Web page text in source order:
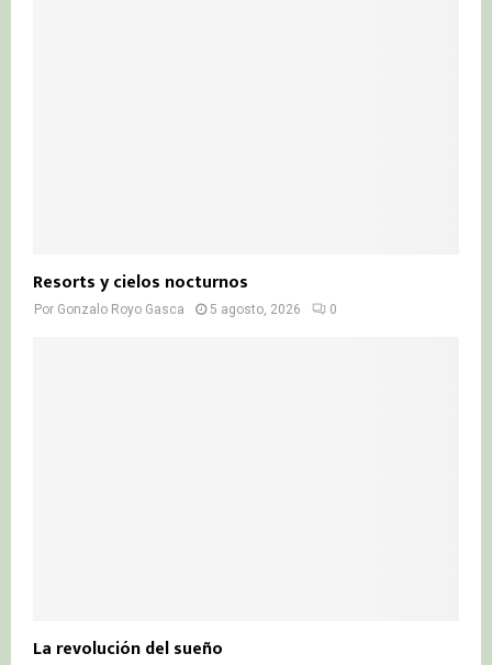
Resorts y cielos nocturnos
Por Gonzalo Royo Gasca 5 agosto, 2026 0
La revolución del sueño